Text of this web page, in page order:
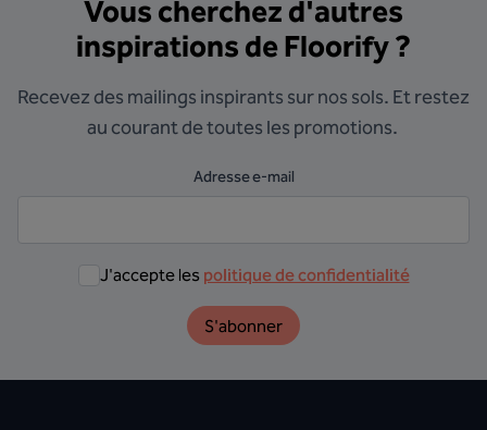
Vous cherchez d'autres
inspirations de Floorify ?
Recevez des mailings inspirants sur nos sols. Et restez
au courant de toutes les promotions.
Adresse e-mail
J'accepte les politique de confidentialité
S'abonner